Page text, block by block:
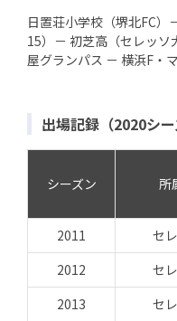
日置荘小学校（堺北FC）
15）－ 初芝高（セレッ
屋グランパス － 横浜F・
出場記録（2020シー
シーズン 所
2011
セ
2012
セ
2013
セ